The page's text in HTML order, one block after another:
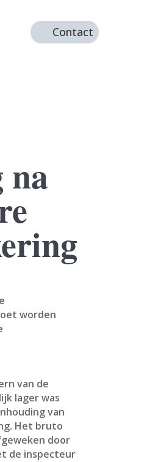
Contact
na
worden
van de
lager was
van
Het bruto
door
de inspecteur